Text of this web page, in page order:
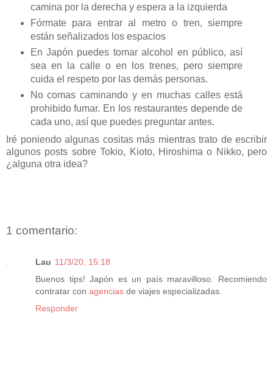
camina por la derecha y espera a la izquierda
Fórmate para entrar al metro o tren, siempre
están señalizados los espacios
En Japón puedes tomar alcohol en público, así
sea en la calle o en los trenes, pero siempre
cuida el respeto por las demás personas.
No comas caminando y en muchas calles está
prohibido fumar. En los restaurantes depende de
cada uno, así que puedes preguntar antes.
Iré poniendo algunas cositas más mientras trato de escribir
algunos posts sobre Tokio, Kioto, Hiroshima o Nikko, pero
¿alguna otra idea?
1 comentario:
Lau 11/3/20, 15:18
Buenos tips! Japón es un país maravilloso. Recomiendo
contratar con agencias de viajes especializadas.
Responder